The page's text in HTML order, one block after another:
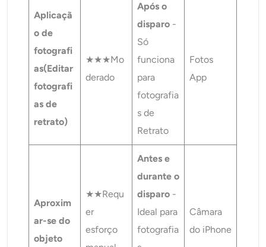
Aplicaçã
o de
fotografi
as(Editar
fotografi
as de
retrato)
★★★Mo
derado
Após o
disparo -
Só
funciona
para
fotografia
s de
Retrato
Fotos
App
Aproxim
ar-se do
objeto
★★Requ
er
esforço
Antes e
durante o
disparo -
Ideal para
fotografia
Câmara
do iPhone